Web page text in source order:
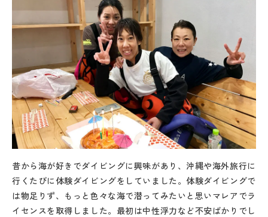
昔から海が好きでダイビングに興味があり、沖縄や海外旅行に
行くたびに体験ダイビングをしていました。体験ダイビングで
は物足りず、もっと色々な海で潜ってみたいと思いマレアでラ
イセンスを取得しました。最初は中性浮力など不安ばかりでし